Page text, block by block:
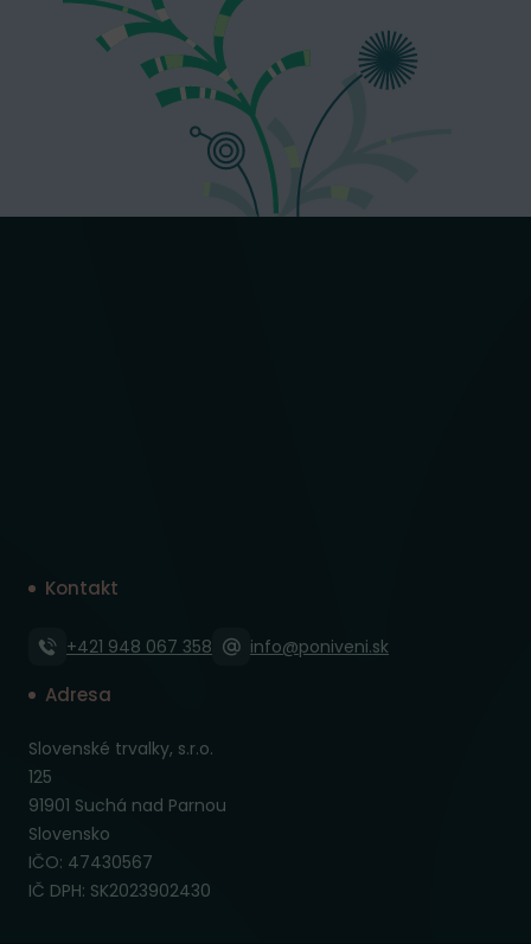
Kontakt
+421 948 067 358 info@poniveni.sk
Adresa
Slovenské trvalky, s.r.o.
125
91901 Suchá nad Parnou
Slovensko
IČO: 47430567
IČ DPH: SK2023902430